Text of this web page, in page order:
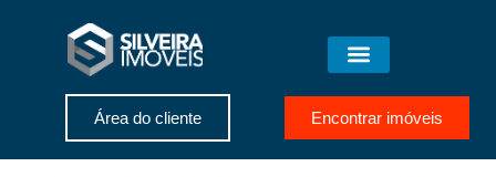
Área do cliente Encontrar imóveis